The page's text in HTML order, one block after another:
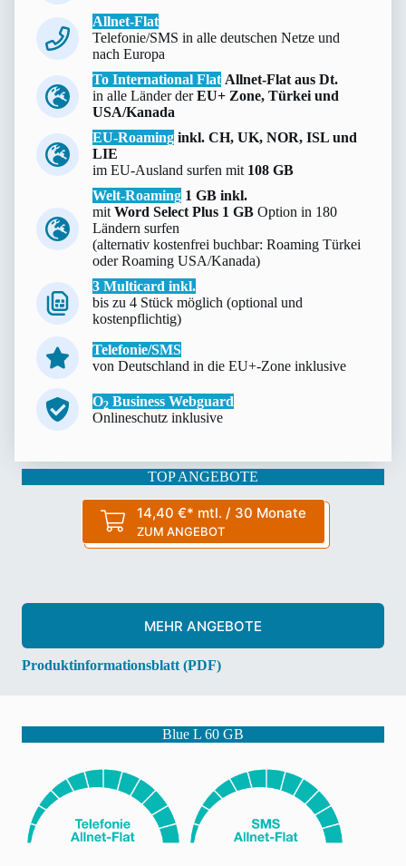
Allnet-Flat
Telefonie/SMS in alle deutschen Netze und
nach Europa
To International Flat Allnet-Flat aus Dt.
in alle Länder derEU+ Zone, Türkei und
USA/Kanada
EU-Roaming inkl. CH, UK, NOR, ISL und
LIE
im EU-Ausland surfen mit 108 GB
Welt-Roaming 1 GB inkl.
mit Word Select Plus 1 GB Option in 180
Ländern surfen
(alternativ kostenfrei buchbar: Roaming Türkei
oder Roaming USA/Kanada)
3 Multicard inkl.
bis zu 4 Stück möglich (optional und
kostenpflichtig)
Telefonie/SMS
von Deutschland in die EU+-Zone inklusive
O2 Business Webguard
Onlineschutz inklusive
TOP ANGEBOTE
14,40 €* mtl. / 30 Monate
ZUM ANGEBOT
MEHR ANGEBOTE
Produktinformationsblatt (PDF)
Blue L 60 GB